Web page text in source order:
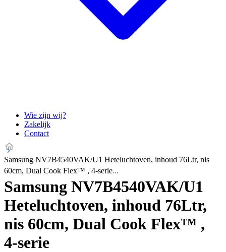
Wie zijn wij?
Zakelijk
Contact
Samsung NV7B4540VAK/U1 Heteluchtoven, inhoud 76Ltr, nis
60cm, Dual Cook Flex™ , 4-serie
Samsung NV7B4540VAK/U1
Heteluchtoven, inhoud 76Ltr,
nis 60cm, Dual Cook Flex™ ,
4-serie